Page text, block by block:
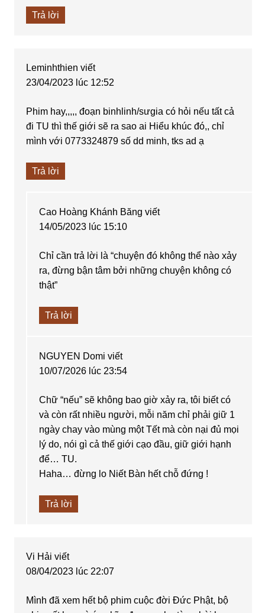
Trả lời
Leminhthien viết
23/04/2023 lúc 12:52
Phim hay,,,,, đoạn binhlinh/sưgia có hỏi nếu tất cả
đi TU thì thế giới sẽ ra sao ai Hiểu khúc đó,, chỉ
mình với 0773324879 số dd minh, tks ad ạ
Trả lời
Cao Hoàng Khánh Băng viết
14/05/2023 lúc 15:10
Chỉ cần trả lời là “chuyện đó không thể nào xảy
ra, đừng bận tâm bởi những chuyện không có
thật”
Trả lời
NGUYEN Domi viết
10/07/2026 lúc 23:54
Chữ “nếu” sẽ không bao giờ xảy ra, tôi biết có
và còn rất nhiều người, mỗi năm chỉ phải giữ 1
ngày chay vào mùng một Tết mà còn nại đủ mọi
lý do, nói gì cả thế giới cạo đầu, giữ giới hạnh
để… TU.
Haha… đừng lo Niết Bàn hết chỗ đứng !
Trả lời
Vi Hải viết
08/04/2023 lúc 22:07
Mình đã xem hết bộ phim cuộc đời Đức Phật, bộ